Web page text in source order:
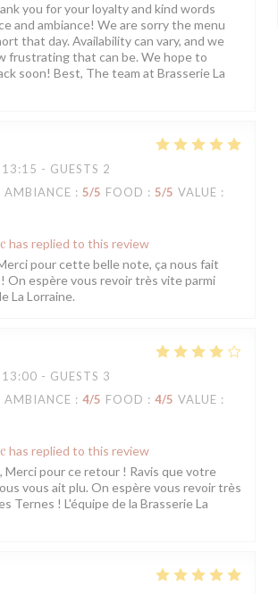
you for your loyalty and kind words
and ambiance! We are sorry the menu
that day. Availability can vary, and we
frustrating that can be. We hope to
soon! Best, The team at Brasserie La
- GUESTS 2
AMBIANCE : 5/5 FOOD : 5/5 VALUE :
has replied to this review
pour cette belle note, ça nous fait
On espère vous revoir très vite parmi
La Lorraine.
- GUESTS 3
AMBIANCE : 4/5 FOOD : 4/5 VALUE :
has replied to this review
Merci pour ce retour ! Ravis que votre
vous ait plu. On espère vous revoir très
Ternes ! L'équipe de la Brasserie La